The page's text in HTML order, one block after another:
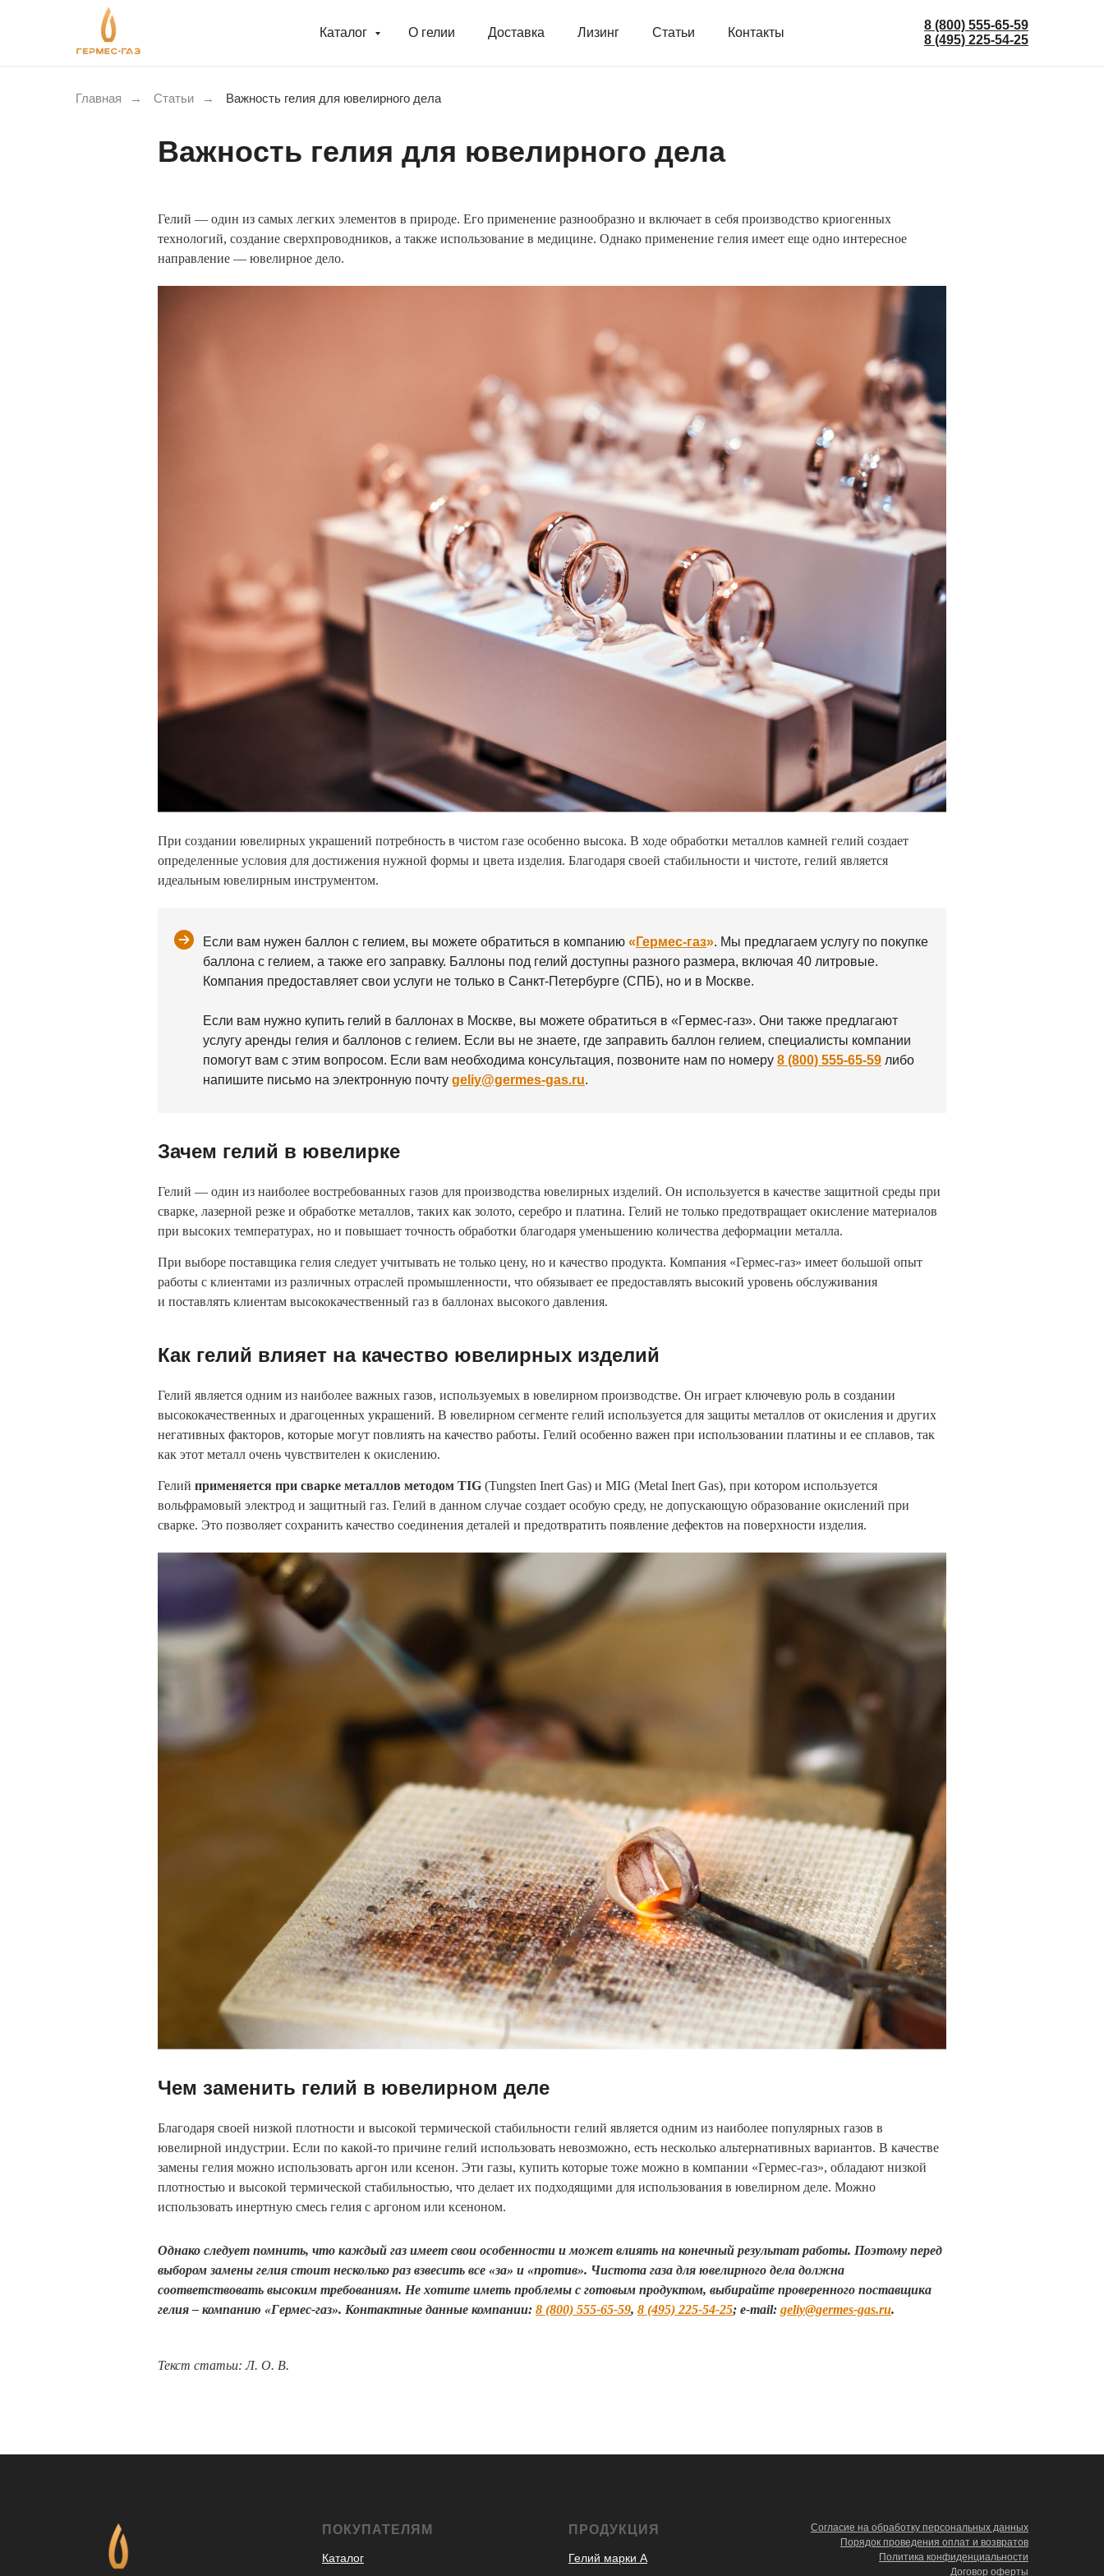
Каталог О гелии Доставка Лизинг Статьи Контакты
8 (800) 555-65-59
8 (495) 225-54-25
Главная → Статьи → Важность гелия для ювелирного дела
Важность гелия для ювелирного дела
Гелий — один из самых легких элементов в природе. Его применение разнообразно и включает в себя производство криогенных
технологий, создание сверхпроводников, а также использование в медицине. Однако применение гелия имеет еще одно интересное
направление — ювелирное дело.
При создании ювелирных украшений потребность в чистом газе особенно высока. В ходе обработки металлов камней гелий создает
определенные условия для достижения нужной формы и цвета изделия. Благодаря своей стабильности и чистоте, гелий является
идеальным ювелирным инструментом.
Если вам нужен баллон с гелием, вы можете обратиться в компанию « Гермес-газ». Мы предлагаем услугу по покупке
баллона с гелием, а также его заправку. Баллоны под гелий доступны разного размера, включая 40 литровые.
Компания предоставляет свои услуги не только в Санкт-Петербурге (СПБ), но и в Москве.
Если вам нужно купить гелий в баллонах в Москве, вы можете обратиться в «Гермес-газ». Они также предлагают
услугу аренды гелия и баллонов с гелием. Если вы не знаете, где заправить баллон гелием, специалисты компании
помогут вам с этим вопросом. Если вам необходима консультация, позвоните нам по номеру 8 (800) 555-65-59 либо
напишите письмо на электронную почту geliy@germes-gas.ru.
Зачем гелий в ювелирке
Гелий — один из наиболее востребованных газов для производства ювелирных изделий. Он используется в качестве защитной среды при
сварке, лазерной резке и обработке металлов, таких как золото, серебро и платина. Гелий не только предотвращает окисление материалов
при высоких температурах, но и повышает точность обработки благодаря уменьшению количества деформации металла.
При выборе поставщика гелия следует учитывать не только цену, но и качество продукта. Компания «Гермес-газ» имеет большой опыт
работы с клиентами из различных отраслей промышленности, что обязывает ее предоставлять высокий уровень обслуживания
и поставлять клиентам высококачественный газ в баллонах высокого давления.
Как гелий влияет на качество ювелирных изделий
Гелий является одним из наиболее важных газов, используемых в ювелирном производстве. Он играет ключевую роль в создании
высококачественных и драгоценных украшений. В ювелирном сегменте гелий используется для защиты металлов от окисления и других
негативных факторов, которые могут повлиять на качество работы. Гелий особенно важен при использовании платины и ее сплавов, так
как этот металл очень чувствителен к окислению.
Гелий применяется при сварке металлов методом TIG (Tungsten Inert Gas) и MIG (Metal Inert Gas), при котором используется
вольфрамовый электрод и защитный газ. Гелий в данном случае создает особую среду, не допускающую образование окислений при
сварке. Это позволяет сохранить качество соединения деталей и предотвратить появление дефектов на поверхности изделия.
Чем заменить гелий в ювелирном деле
Благодаря своей низкой плотности и высокой термической стабильности гелий является одним из наиболее популярных газов в
ювелирной индустрии. Если по какой-то причине гелий использовать невозможно, есть несколько альтернативных вариантов. В качестве
замены гелия можно использовать аргон или ксенон. Эти газы, купить которые тоже можно в компании «Гермес-газ», обладают низкой
плотностью и высокой термической стабильностью, что делает их подходящими для использования в ювелирном деле. Можно
использовать инертную смесь гелия с аргоном или ксеноном.
Однако следует помнить, что каждый газ имеет свои особенности и может влиять на конечный результат работы. Поэтому перед
выбором замены гелия стоит несколько раз взвесить все «за» и «против». Чистота газа для ювелирного дела должна
соответствовать высоким требованиям. Не хотите иметь проблемы с готовым продуктом, выбирайте проверенного поставщика
гелия – компанию «Гермес-газ». Контактные данные компании: 8 (800) 555-65-59, 8 (495) 225-54-25; e-mail: geliy@germes-gas.ru.
Текст статьи: Л. О. В.
ПРОДУКЦИЯ
Гелий марки А
ПОКУПАТЕЛЯМ
Каталог
Согласие на обработку персональных данных
Порядок проведения оплат и возвратов
Политика конфиденциальности
Договор оферты